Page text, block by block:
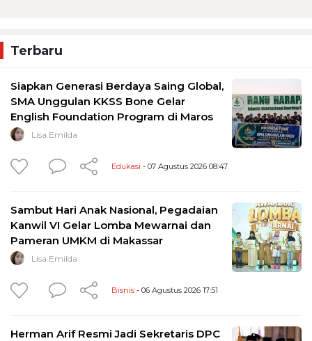
Terbaru
Siapkan Generasi Berdaya Saing Global,
SMA Unggulan KKSS Bone Gelar
English Foundation Program di Maros
Lisa Emilda
Edukasi - 07 Agustus 2026 08:47
Sambut Hari Anak Nasional, Pegadaian
Kanwil VI Gelar Lomba Mewarnai dan
Pameran UMKM di Makassar
Lisa Emilda
Bisnis - 06 Agustus 2026 17:51
Herman Arif Resmi Jadi Sekretaris DPC